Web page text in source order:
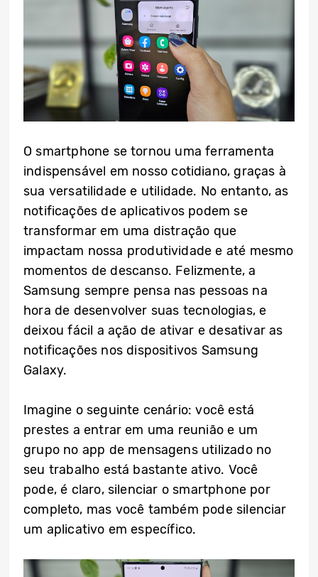
O smartphone se tornou uma ferramenta
indispensável em nosso cotidiano, graças à
sua versatilidade e utilidade. No entanto, as
notificações de aplicativos podem se
transformar em uma distração que
impactam nossa produtividade e até mesmo
momentos de descanso. Felizmente, a
Samsung sempre pensa nas pessoas na
hora de desenvolver suas tecnologias, e
deixou fácil a ação de ativar e desativar as
notificações nos dispositivos Samsung
Galaxy.
Imagine o seguinte cenário: você está
prestes a entrar em uma reunião e um
grupo no app de mensagens utilizado no
seu trabalho está bastante ativo. Você
pode, é claro, silenciar o smartphone por
completo, mas você também pode silenciar
um aplicativo em específico.